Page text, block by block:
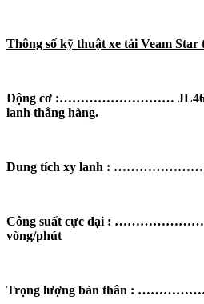
Thông số kỹ thuật xe tải Veam Star
Động cơ :………………………
lanh thẳng hàng.
Dung tích xy lanh :
Công suất cực đại :
vòng/phút
Trọng lượng bản thân :